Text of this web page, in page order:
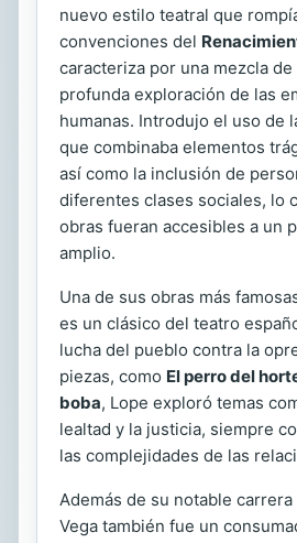
nuevo estilo teatral que
convenciones del
caracteriza por una mezcla
profunda exploración de las
humanas. Introdujo el uso de
que combinaba elementos
así como la inclusión de
diferentes clases sociales, lo
obras fueran accesibles a un
amplio.
Una de sus obras más
es un clásico del teatro
lucha del pueblo contra la
piezas, como El perro del
boba, Lope exploró temas
lealtad y la justicia, siempre
las complejidades de las
Además de su notable
Vega también fue un